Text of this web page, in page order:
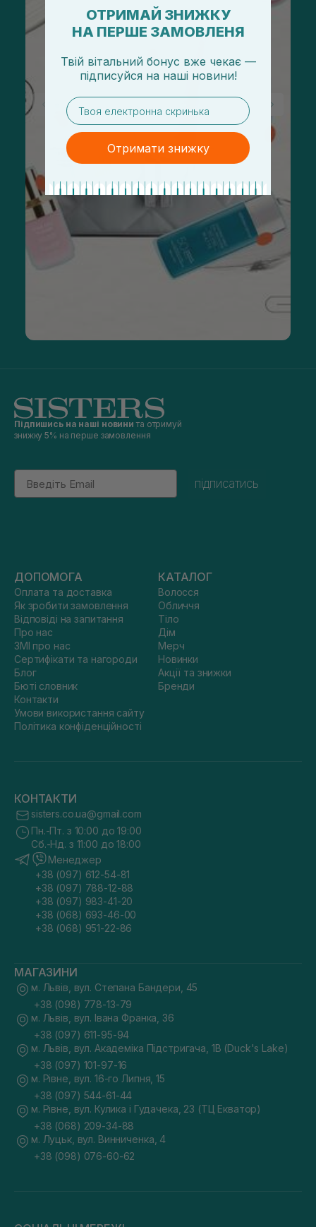
Підпишись на наші новини та отримуй
знижку 5% на перше замовлення
Email
підписатись
ДОПОМОГА
Оплата та доставка
Як зробити замовлення
Відповіді на запитання
Про нас
ЗМІ про нас
Сертифікати та нагороди
Блог
Бюті словник
Контакти
Умови використання сайту
Політика конфіденційності
КАТАЛОГ
Волосся
Обличчя
Тіло
Дім
Мерч
Новинки
Акції та знижки
Бренди
КОНТАКТИ
sisters.co.ua@gmail.com
Пн.-Пт. з 10:00 до 19:00
Сб.-Нд. з 11:00 до 18:00
Менеджер
+38 (097) 612-54-81
+38 (097) 788-12-88
+38 (097) 983-41-20
+38 (068) 693-46-00
+38 (068) 951-22-86
МАГАЗИНИ
м. Львів, вул. Степана Бандери, 45
+38 (098) 778-13-79
м. Львів, вул. Івана Франка, 36
+38 (097) 611-95-94
м. Львів, вул. Академіка Підстригача, 1В (Duck's Lake)
+38 (097) 101-97-16
м. Рівне, вул. 16-го Липня, 15
+38 (097) 544-61-44
м. Рівне, вул. Кулика і Гудачека, 23 (ТЦ Екватор)
+38 (068) 209-34-88
м. Луцьк, вул. Винниченка, 4
+38 (098) 076-60-62
ОТРИМАЙ ЗНИЖКУ
НА ПЕРШЕ ЗАМОВЛЕНЯ
Твій вітальний бонус вже чекає —
підписуйся на наші новини!
email
Отримати знижку